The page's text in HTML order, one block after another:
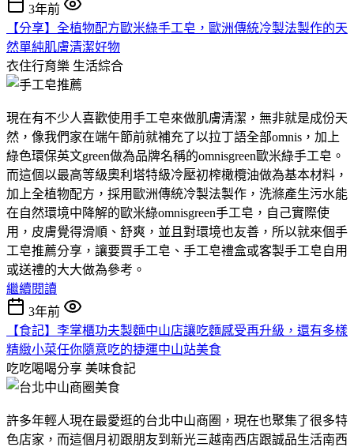
3年前
【分享】全植物配方歐米綠手工皂，歐洲傳統冷製法製作的天
然單純肌膚清潔好物
衣住行育樂 生活綜合
現在有不少人喜歡使用手工皂來做肌膚清潔，無非就是成份天
然，像我們家在端午節前就補充了以拉丁語全部omnis，加上
綠色環保英文green做為品牌名稱的omnisgreen歐米綠手工皂。
而這個以最高等級奧利塔特級冷壓初榨橄欖油做為基本材料，
加上全植物配方，採用歐洲傳統冷製法製作，洗滌產生污水能
在自然環境中降解的歐米綠omnisgreen手工皂，自己實際使
用，皮膚覺得滑順、舒爽，並且對環境也友善，所以就來個手
工皂推薦分享，讓要買手工皂、手工皂禮盒或客製手工皂自用
或送禮的大大做為參考。
繼續閱讀
3年前
【食記】李掌櫃功夫製麵中山店讓吃麵感受再升級，還有多樣
精緻小菜任你隨意吃的捷運中山站美食
吃吃喝喝分享 美味食記
許多年輕人現在最愛逛的台北中山商圈，現在也聚集了很多特
色店家，而這個月初跟朋友到新光三越南西店跟誠品生活南西